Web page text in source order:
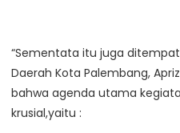
“Sementata itu juga
Daerah Kota Palembang,
bahwa agenda utama
krusial,yaitu :